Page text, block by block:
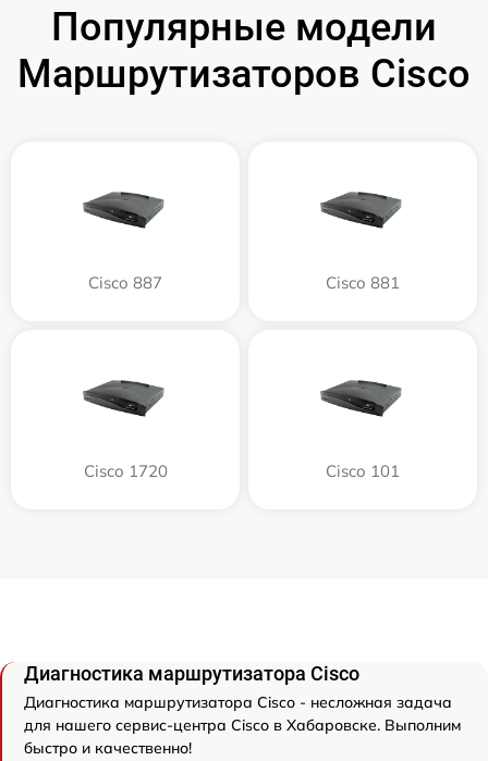
Популярные модели
Маршрутизаторов Cisco
Cisco 887 Cisco 881
Cisco 1720 Cisco 101
Диагностика маршрутизатора Cisco
Диагностика маршрутизатора Cisco - несложная задача
для нашего сервис-центра Cisco в Хабаровске. Выполним
быстро и качественно!